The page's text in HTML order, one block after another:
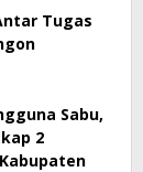
Tugas
Sabu,
2